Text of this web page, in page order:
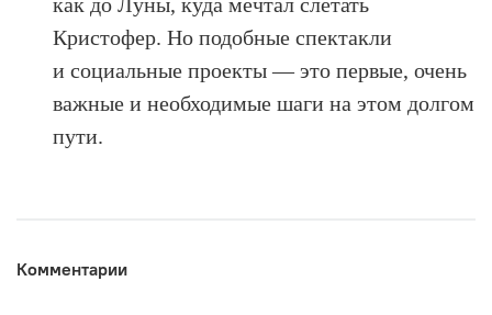
Кристофер. Но подобные спектакли
и социальные проекты — это первые, очень
важные и необходимые шаги на этом долгом
пути.
Комментарии